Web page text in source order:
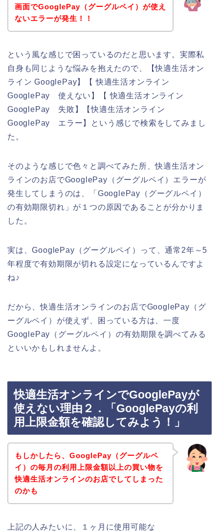
画面でGooglePay（グーグルペイ）が使え
ないエラーが発生！！
という風な感じで困っているのだと思います。実際私
自身も同じような悩みを抱えたので、【快適生活オン
ライン GooglePay】【 快適生活オンライン
GooglePay 使えない】【 快適生活オンライン
GooglePay 失敗】【快適生活オンライン
GooglePay エラー】という感じで検索をしてみまし
た。
そのような感じで色々と調べてみた所、快適生活オン
ラインのお店でGooglePay（グーグルペイ）エラーが
発生してしまうのは、「GooglePay（グーグルペイ）
の有効期限切れ」が１つの原因であることが分かりま
した。
実は、GooglePay（グーグルペイ）って、通常2年～5
年程度で有効期限が切れる設定になっているんですよ
ね♪
だから、快適生活オンラインのお店でGooglePay（グ
ーグルペイ）が使えず、困っている方は、一度
GooglePay（グーグルペイ）の有効期限を調べてみる
といいかもしれませんよ。
快適生活オンラインでGooglePayが
使えない理由２．「GooglePayの利
用上限金額を確認してみよう！」
もしかしたら、GooglePay（グーグルペ
イ）の毎月の利用上限金額以上の買い物を
快適生活オンラインのお店でしてしまった
のかも
上記の人みたいに、１ヶ月に使用可能な